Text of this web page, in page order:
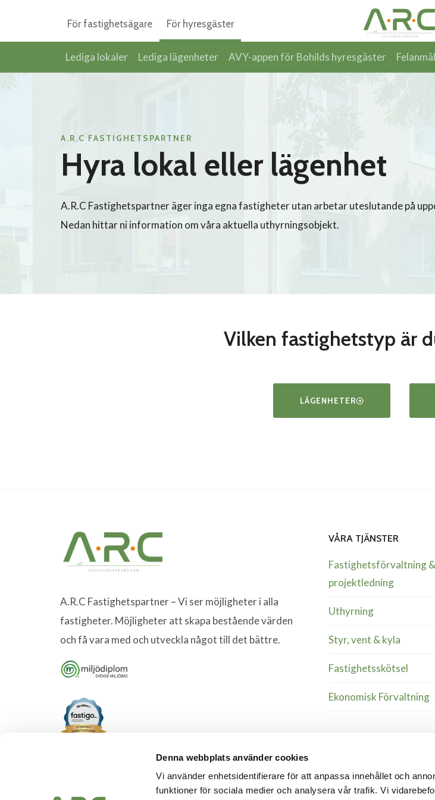
Denna webbplats använder cookies
Vi använder enhetsidentifierare för att anpassa innehållet och
funktioner för sociala medier och analysera vår trafik. Vi
För fastighetsägare För hyresgäster
Lediga lokaler Lediga lägenheter AVY-appen för Bohilds hyresgäster
A.R.C FASTIGHETSPARTNER
Hyra lokal eller lägenhet
A.R.C Fastighetspartner äger inga egna fastigheter utan arbetar uteslutande på
Nedan hittar ni information om våra aktuella uthyrningsobjekt.
Vilken fastighetstyp är
LÄGENHETER
A.R.C Fastighetspartner – Vi ser möjligheter i alla
fastigheter. Möjligheter att skapa bestående värden
och få vara med och utveckla något till det bättre.
VÅRA TJÄNSTER
Fastighetsförvaltning &
projektledning
Uthyrning
Styr, vent & kyla
Fastighetsskötsel
Ekonomisk Förvaltning